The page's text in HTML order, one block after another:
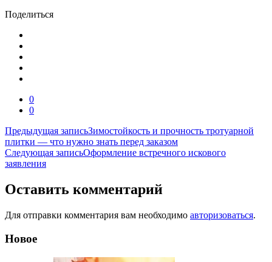
Поделиться
0
0
Навигация
по
записям
Предыдущая записьЗимостойкость и прочность тротуарной
плитки — что нужно знать перед заказом
Следующая записьОформление встречного искового
заявления
Оставить комментарий
Для отправки комментария вам необходимо авторизоваться.
Новое